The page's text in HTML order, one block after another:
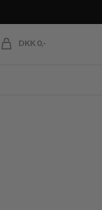
DKK 0,-